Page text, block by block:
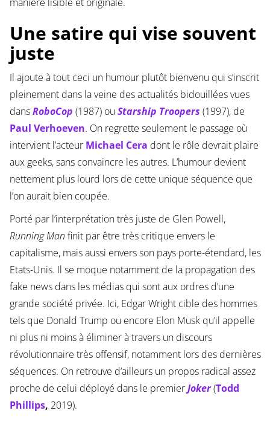
Une satire qui vise souvent
juste
Il ajoute à tout ceci un humour plutôt bienvenu qui s’inscrit
pleinement dans la veine des actualités bidouillées vues
dansRoboCop (1987) ou Starship Troopers (1997), de
Paul Verhoeven. On regrette seulement le passage où
intervient l’acteur Michael Cera dont le rôle devrait plaire
aux geeks, sans convaincre les autres. L’humour devient
nettement plus lourd lors de cette unique séquence que
l’on aurait bien coupée.
Porté par l’interprétation très juste de Glen Powell,
Running Man finit par être très critique envers le
capitalisme, mais aussi envers son pays porte-étendard, les
Etats-Unis. Il se moque notamment de la propagation des
fake news dans les médias qui sont aux ordres d’une
grande société privée. Ici, Edgar Wright cible des hommes
tels que Donald Trump ou encore Elon Musk qu’il appelle
ni plus ni moins à éliminer à travers un discours
révolutionnaire très offensif, notamment lors des dernières
séquences. On retrouve d’ailleurs un propos radical assez
proche de celui déployé dans le premierJoker(Todd
Phillips, 2019).